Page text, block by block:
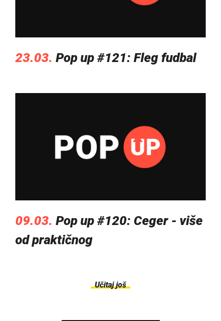
23.03. Pop up #121: Fleg fudbal
09.03. Pop up #120: Ceger - više
od praktičnog
Učitaj još